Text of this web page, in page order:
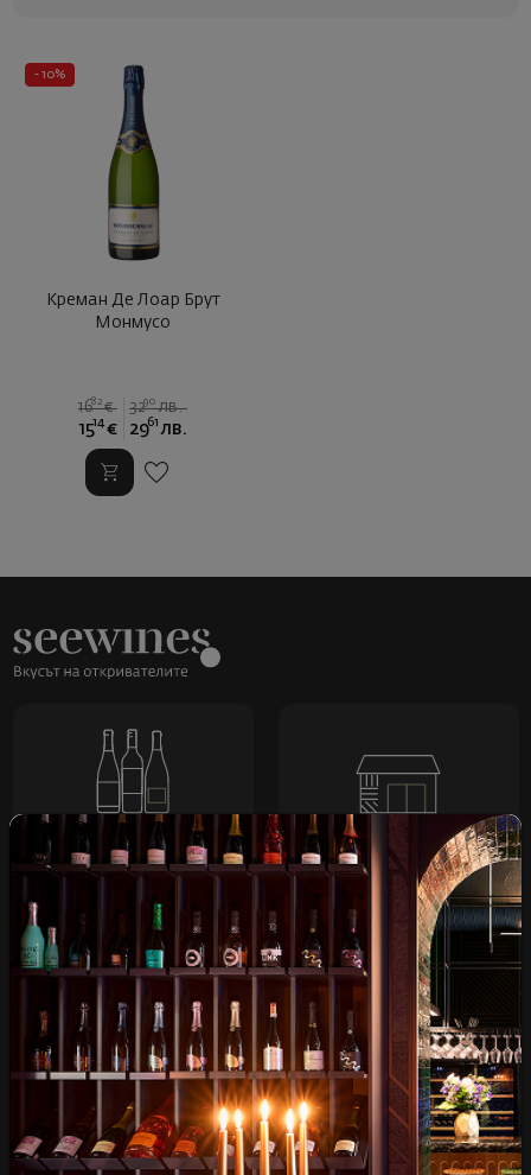
- 10%
Креман Де Лоар Брут
Монмусо
1682 € 3290 лв.
1514 € 2961 лв.
Над 1300 вина от цял
свят
Физически магазини и
събития
Бърза доставка за
цялата страна
Лоялна програма и
отстъпки
Пазарувай